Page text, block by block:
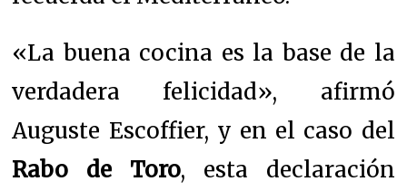
«La buena cocina es la base de la
verdadera felicidad», afirmó
Auguste Escoffier, y en el caso del
Rabo de Toro, esta declaración